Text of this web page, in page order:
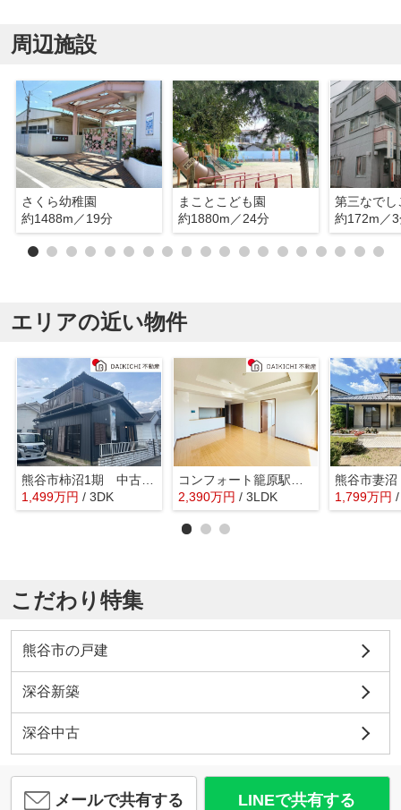
周辺施設
さくら幼稚園
約1488m／19分
まことこども園
約1880m／24分
第三なでし
約172m／
エリアの近い物件
熊谷市柿沼1期 中古戸建
1,499万円 / 3DK
2,390万円 / 3LDK
熊谷市妻
1,799万円
こだわり特集
熊谷市の戸建
深谷新築
深谷中古
メールで共有する LINEで共有する